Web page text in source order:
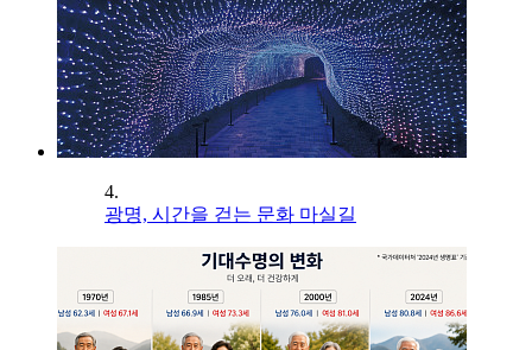
4.
광명, 시간을 걷는 문화 마실길